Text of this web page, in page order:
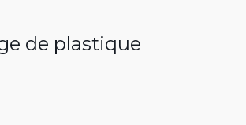
de plastique